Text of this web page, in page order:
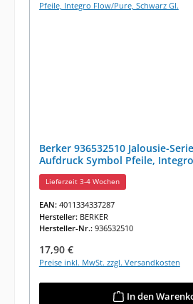
Berker 936532510 Jalousie-
Aufdruck Symbol Pfeile,
Schwarz Gl.
Lieferzeit 3-4 Wochen
EAN: 4011334337287
Hersteller: BERKER
Hersteller-Nr.: 936532510
Regulärer Preis:
17,90 €
Preise inkl. MwSt. zzgl. Versandkosten
In den